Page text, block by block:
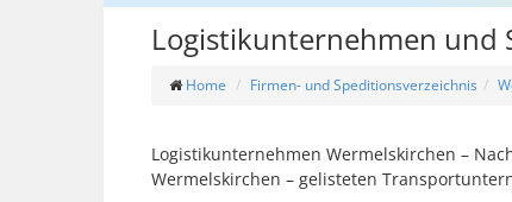
Logistikunternehmen und
Home Firmen- und Speditionsverzeichnis
Logistikunternehmen Wermelskirchen –
Wermelskirchen – gelisteten